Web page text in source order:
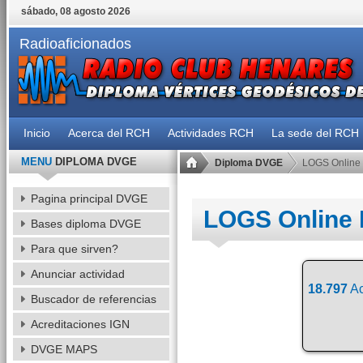
sábado, 08 agosto 2026
Radioaficionados
Inicio Acerca del RCH Actividades RCH La sede del RCH
Diploma DVGE LOGS Online
LOGS Online
18.797
MENUDIPLOMA DVGE
Pagina principal DVGE
Bases diploma DVGE
Para que sirven?
Anunciar actividad
Buscador de referencias
Acreditaciones IGN
DVGE MAPS